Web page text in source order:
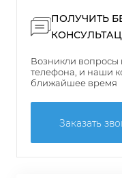
ПОЛУЧИТЬ
Возникли вопросы
телефона, и наши
ближайшее время
Заказать